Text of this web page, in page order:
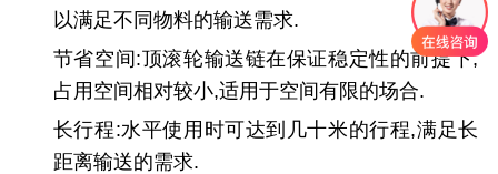
以满足不同物料的输送需求.
节省空间 :顶滚轮输送链在保证稳定性的前提下,
占用空间相对较小,适用于空间有限的场合.
长行程:水平使用时可达到几十米的行程,满足长
距离输送的需求.